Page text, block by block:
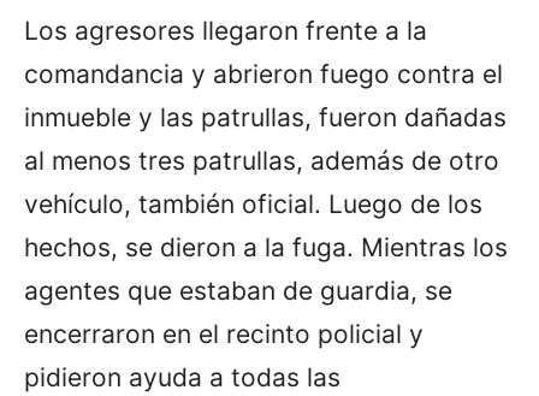
Los agresores llegaron frente a la
comandancia y abrieron fuego contra el
inmueble y las patrullas, fueron dañadas
al menos tres patrullas, además de otro
vehículo, también oficial. Luego de los
hechos, se dieron a la fuga. Mientras los
agentes que estaban de guardia, se
encerraron en el recinto policial y
pidieron ayuda a todas las